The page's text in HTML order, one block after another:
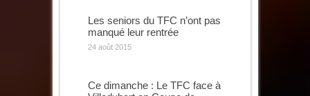
Les seniors du TFC n’ont pas
manqué leur rentrée
24 août 2015
Ce dimanche : Le TFC face à